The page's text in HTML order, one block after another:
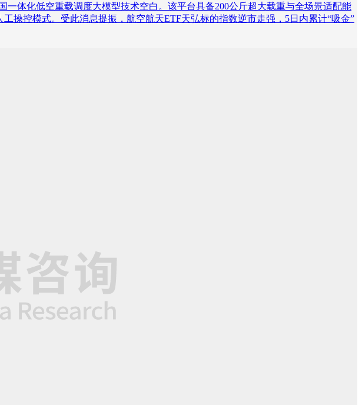
体化低空重载调度大模型技术空白。该平台具备200公斤超大载重与全场景适配能
操控模式。受此消息提振，航空航天ETF天弘标的指数逆市走强，5日内累计“吸金”